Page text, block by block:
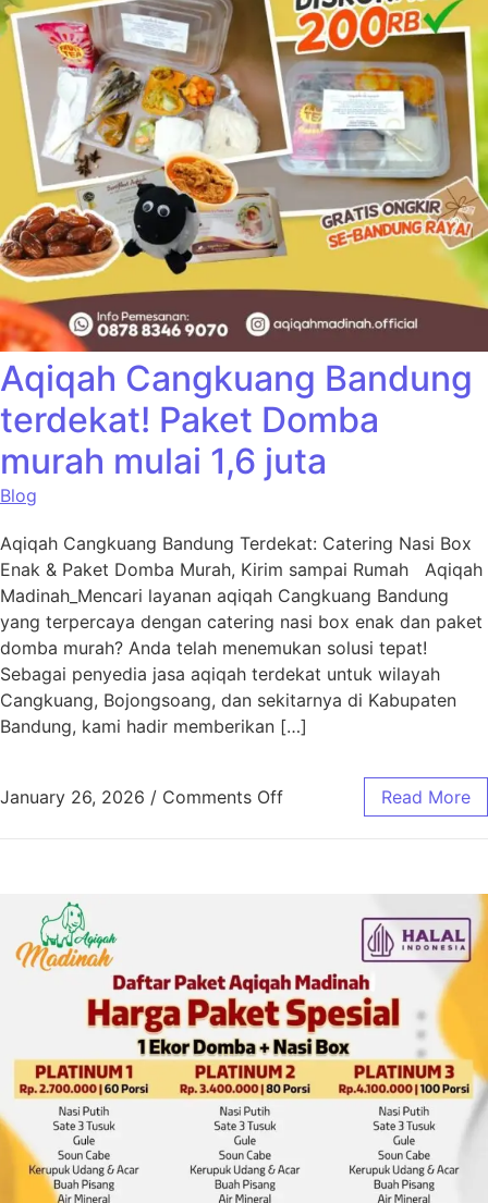
Aqiqah Cangkuang Bandung
terdekat! Paket Domba
murah mulai 1,6 juta
Blog
Aqiqah Cangkuang Bandung Terdekat: Catering Nasi Box
Enak & Paket Domba Murah, Kirim sampai Rumah Aqiqah
Madinah_Mencari layanan aqiqah Cangkuang Bandung
yang terpercaya dengan catering nasi box enak dan paket
domba murah? Anda telah menemukan solusi tepat!
Sebagai penyedia jasa aqiqah terdekat untuk wilayah
Cangkuang, Bojongsoang, dan sekitarnya di Kabupaten
Bandung, kami hadir memberikan […]
January 26, 2026 / Comments Off Read More